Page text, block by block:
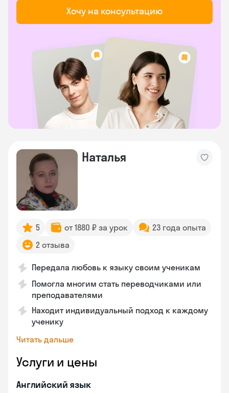
Хочу на консультацию
Наталья
5 от 1880 ₽ за урок
23 года опыта
2 отзыва
Передала любовь к языку своим ученикам
Помогла многим стать переводчиками или
преподавателями
Находит индивидуальный подход к каждому
ученику
Читать дальше
Услуги и цены
Английский язык